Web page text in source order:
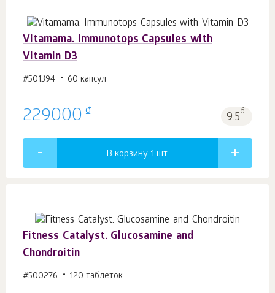
Vitamama. Immunotops Capsules with
Vitamin D3
#501394 60 капсул
229000 ₫ 9.5б.
В корзину 1 шт.
Fitness Catalyst. Glucosamine and
Chondroitin
#500276 120 таблеток